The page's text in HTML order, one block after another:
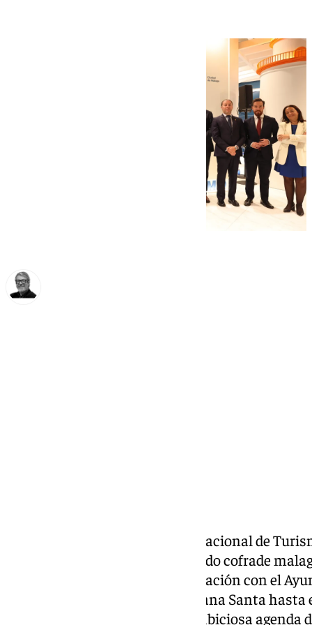
La 45ª edición de la Feria Internacional de
la destacada presencia del mundo cofrade
Cofradías de Málaga, en colaboración con el
llevado la promoción de la Semana Santa
donde se ha presentado una ambiciosa